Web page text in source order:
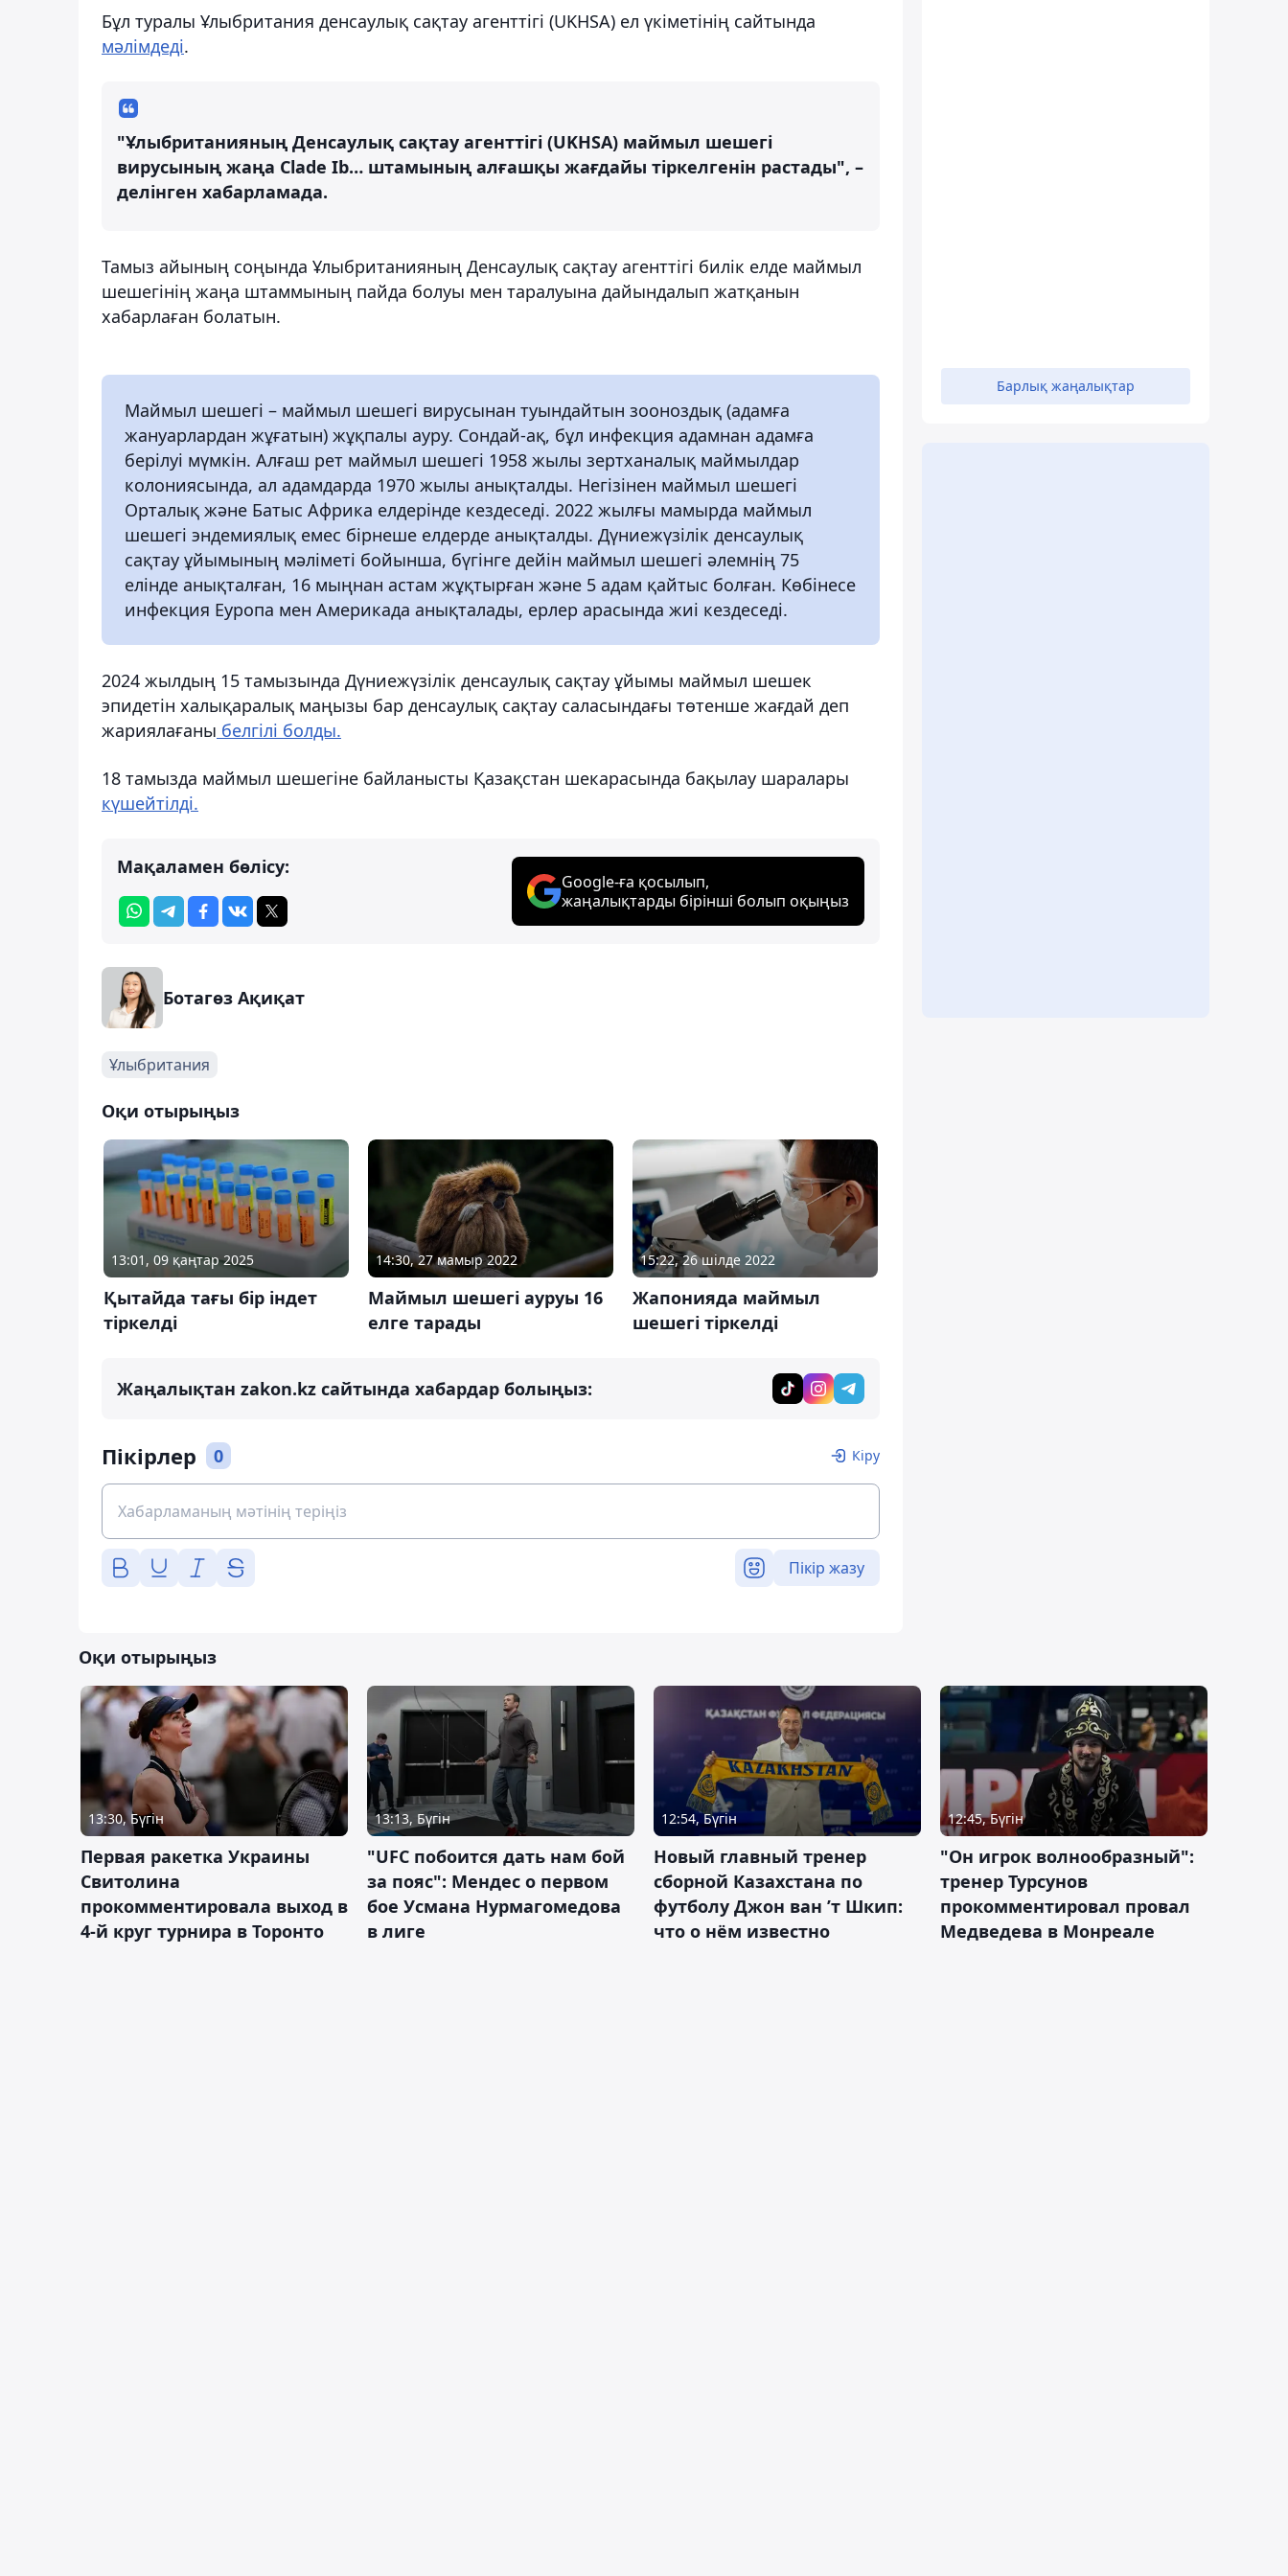
Бұл туралы Ұлыбритания денсаулық сақтау агенттігі (UKHSA) ел үкіметінің сайтында
мәлімдеді.
"Ұлыбританияның Денсаулық сақтау агенттігі (UKHSA) маймыл шешегі
вирусының жаңа Clade Ib… штамының алғашқы жағдайы тіркелгенін растады", –
делінген хабарламада.
Тамыз айының соңында Ұлыбританияның Денсаулық сақтау агенттігі билік елде маймыл
шешегінің жаңа штаммының пайда болуы мен таралуына дайындалып жатқанын
хабарлаған болатын.
Маймыл шешегі – маймыл шешегі вирусынан туындайтын зооноздық (адамға
жануарлардан жұғатын) жұқпалы ауру. Сондай-ақ, бұл инфекция адамнан адамға
берілуі мүмкін. Алғаш рет маймыл шешегі 1958 жылы зертханалық маймылдар
колониясында, ал адамдарда 1970 жылы анықталды. Негізінен маймыл шешегі
Орталық және Батыс Африка елдерінде кездеседі. 2022 жылғы мамырда маймыл
шешегі эндемиялық емес бірнеше елдерде анықталды. Дүниежүзілік денсаулық
сақтау ұйымының мәліметі бойынша, бүгінге дейін маймыл шешегі әлемнің 75
елінде анықталған, 16 мыңнан астам жұқтырған және 5 адам қайтыс болған. Көбінесе
инфекция Еуропа мен Америкада анықталады, ерлер арасында жиі кездеседі.
2024 жылдың 15 тамызында Дүниежүзілік денсаулық сақтау ұйымы маймыл шешек
эпидетін халықаралық маңызы бар денсаулық сақтау саласындағы төтенше жағдай деп
жариялағаны белгілі болды.
18 тамызда маймыл шешегіне байланысты Қазақстан шекарасында бақылау шаралары
күшейтілді.
Мақаламен бөлісу:
Google-ға қосылып,
жаңалықтарды бірінші болып оқыңыз
Ботагөз Ақиқат
Ұлыбритания
Оқи отырыңыз
13:01, 09 қаңтар 2025
Қытайда тағы бір індет
тіркелді
14:30, 27 мамыр 2022
Маймыл шешегі ауруы 16
елге тарады
15:22, 26 шілде 2022
Жапонияда маймыл
шешегі тіркелді
Жаңалықтан zakon.kz сайтында хабардар болыңыз:
Пікірлер 0 Кіру
Пікір жазу
Барлық жаңалықтар
Оқи отырыңыз
13:30, Бүгін
Первая ракетка Украины
Свитолина
прокомментировала выход в
4-й круг турнира в Торонто
13:13, Бүгін
"UFC побоится дать нам бой
за пояс": Мендес о первом
бое Усмана Нурмагомедова
в лиге
12:54, Бүгін
Новый главный тренер
сборной Казахстана по
футболу Джон ван ’т Шкип:
что о нём известно
12:45, Бүгін
"Он игрок волнообразный":
тренер Турсунов
прокомментировал провал
Медведева в Монреале